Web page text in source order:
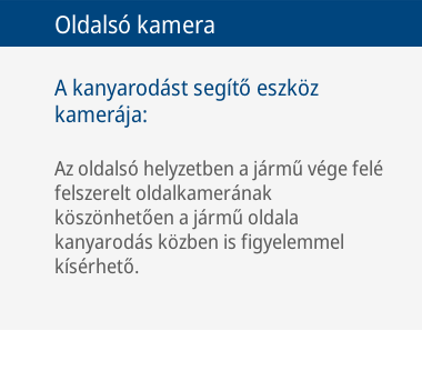
Oldalsó kamera
A kanyarodást segítő eszköz
kamerája:
Az oldalsó helyzetben a jármű vége felé
felszerelt oldalkamerának
köszönhetően a jármű oldala
kanyarodás közben is figyelemmel
kísérhető.